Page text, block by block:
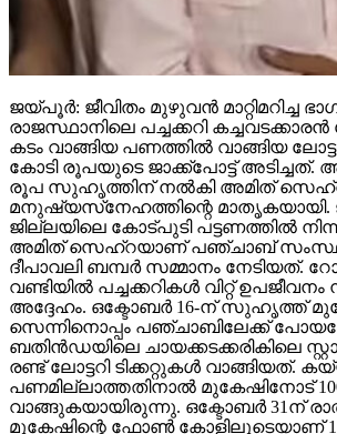
ജയ്പൂര്‍: ജീവിതം മുഴുവന്‍ മാറ്റിമറിച്ച
രാജസ്ഥാനിലെ പച്ചക്കറി
കടം വാങ്ങിയ പണത്തില്‍ വാങ്ങിയ ലോട്ടറി
കോടി രൂപയുടെ ജാക്ക്‌പോട്ട് അടിച്ചത്.
രൂപ സുഹൃത്തിന് നല്‍കി അമിത്
മനുഷ്യസ്‌നേഹത്തിന്റെ
ജില്ലയിലെ കോട്പുടി പട്ടണത്തില്‍
അമിത് സെഹ്‌റയാണ് പഞ്ചാബ്
ദീപാവലി ബമ്പര്‍ സമ്മാനം നേടിയത്.
വണ്ടിയില്‍ പച്ചക്കറികള്‍ വിറ്റ്
അദ്ദേഹം. ഒക്ടോബര്‍ 16-ന് സുഹൃത്ത്
സെന്നിനൊപ്പം പഞ്ചാബിലേക്ക്
ബതിന്‍ഡയിലെ ചായക്കടക്കരികിലെ
രണ്ട് ലോട്ടറി ടിക്കറ്റുകള്‍ വാങ്ങിയത്.
പണമില്ലാത്തതിനാല്‍ മുകേഷിനോട്
വാങ്ങുകയായിരുന്നു. ഒക്ടോബര്‍ 31ന്
മുകേഷിന്റെ ഫോണ്‍ കോളിലൂടെയാണ്